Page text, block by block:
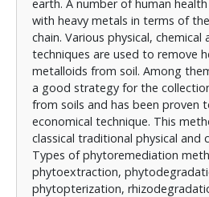
μεταπτυχιακής διπλωματικής
βιβλιογραφική ανασκόπηση και
παρουσίαση των διαθέσιμων
φυτοαπορρύπανσης των
μέταλλα, εδαφών.
earth. A number of human
with heavy metals in terms of
chain. Various physical, chemical
techniques are used to remove
metalloids from soil. Among
a good strategy for the
from soils and has been proven
economical technique. This
classical traditional physical and
Types of phytoremediation
phytoextraction,
phytopterization,